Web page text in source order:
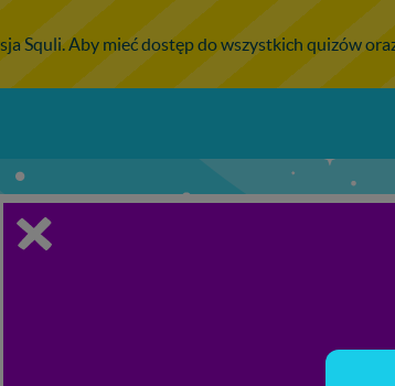
Squli. Aby mieć dostęp do wszystkich quizów